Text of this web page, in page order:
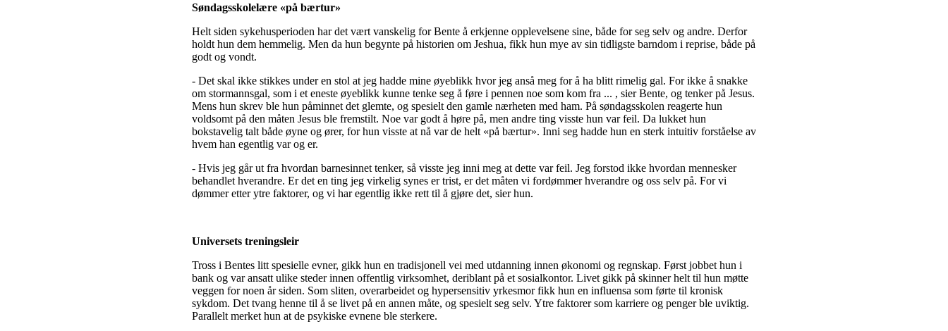
Søndagsskolelære «på bærtur»
Helt siden sykehusperioden har det vært vanskelig for Bente å erkjenne opplevelsene sine, både for seg selv og andre. Derfor
holdt hun dem hemmelig. Men da hun begynte på historien om Jeshua, fikk hun mye av sin tidligste barndom i reprise, både på
godt og vondt.
- Det skal ikke stikkes under en stol at jeg hadde mine øyeblikk hvor jeg anså meg for å ha blitt rimelig gal. For ikke å snakke
om stormannsgal, som i et eneste øyeblikk kunne tenke seg å føre i pennen noe som kom fra ... , sier Bente, og tenker på Jesus.
Mens hun skrev ble hun påminnet det glemte, og spesielt den gamle nærheten med ham. På søndagsskolen reagerte hun
voldsomt på den måten Jesus ble fremstilt. Noe var godt å høre på, men andre ting visste hun var feil. Da lukket hun
bokstavelig talt både øyne og ører, for hun visste at nå var de helt «på bærtur». Inni seg hadde hun en sterk intuitiv forståelse av
hvem han egentlig var og er.
- Hvis jeg går ut fra hvordan barnesinnet tenker, så visste jeg inni meg at dette var feil. Jeg forstod ikke hvordan mennesker
behandlet hverandre. Er det en ting jeg virkelig synes er trist, er det måten vi fordømmer hverandre og oss selv på. For vi
dømmer etter ytre faktorer, og vi har egentlig ikke rett til å gjøre det, sier hun.
Universets treningsleir
Tross i Bentes litt spesielle evner, gikk hun en tradisjonell vei med utdanning innen økonomi og regnskap. Først jobbet hun i
bank og var ansatt ulike steder innen offentlig virksomhet, deriblant på et sosialkontor. Livet gikk på skinner helt til hun møtte
veggen for noen år siden. Som sliten, overarbeidet og hypersensitiv yrkesmor fikk hun en influensa som førte til kronisk
sykdom. Det tvang henne til å se livet på en annen måte, og spesielt seg selv. Ytre faktorer som karriere og penger ble uviktig.
Parallelt merket hun at de psykiske evnene ble sterkere.